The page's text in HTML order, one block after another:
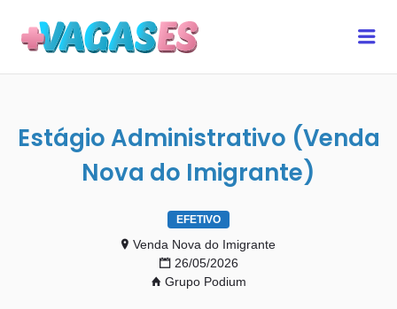
Estágio Administrativo (Venda
Nova do Imigrante)
EFETIVO
Venda Nova do Imigrante
26/05/2026
Grupo Podium